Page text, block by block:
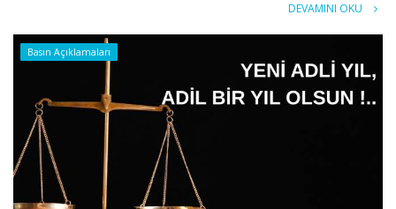
DEVAMINI OKU
Basın Açıklamaları